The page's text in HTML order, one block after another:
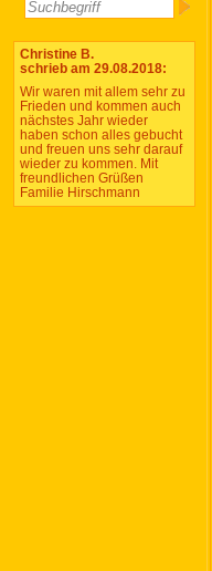
Christine B.
schrieb am 29.08.2018:
Wir waren mit allem sehr zu
Frieden und kommen auch
nächstes Jahr wieder
haben schon alles gebucht
und freuen uns sehr darauf
wieder zu kommen. Mit
freundlichen Grüßen
Familie Hirschmann